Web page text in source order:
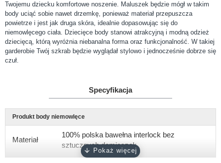
Twojemu dziecku komfortowe noszenie. Maluszek będzie mógł w takim
body uciąć sobie nawet drzemkę, ponieważ materiał przepuszcza
powietrze i jest jak druga skóra, idealnie dopasowując się do
niemowlęcego ciała. Dziecięce body stanowi atrakcyjną i modną odzież
dziecięcą, którą wyróżnia niebanalna forma oraz funkcjonalność. W takiej
garderobie Twój szkrab będzie wyglądał stylowo i jednocześnie dobrze się
czuł.
Specyfikacja
Produkt body niemowlęce
Materiał
100% polska bawełna interlock bez
sztucznych domieszek